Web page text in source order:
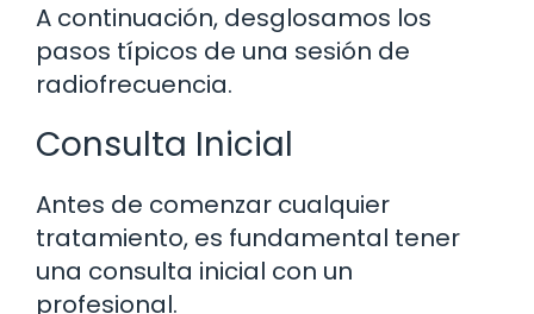
A continuación, desglosamos los
pasos típicos de una sesión de
radiofrecuencia.
Consulta Inicial
Antes de comenzar cualquier
tratamiento, es fundamental tener
una consulta inicial con un
profesional.